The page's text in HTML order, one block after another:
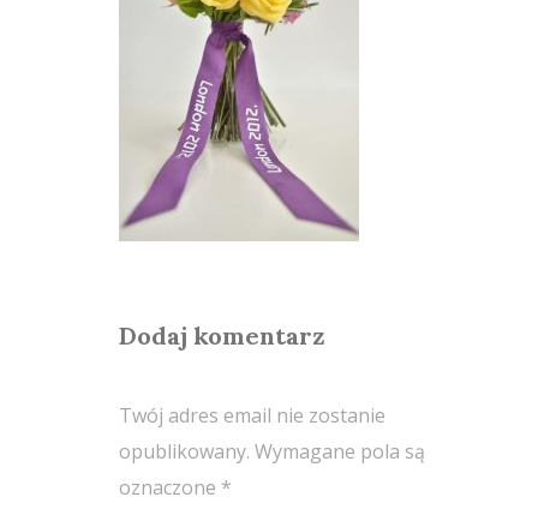
Dodaj komentarz
Twój adres email nie zostanie
opublikowany. Wymagane pola są
oznaczone *